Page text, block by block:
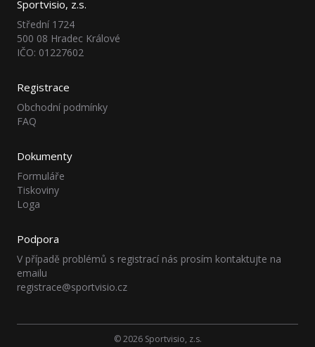
Sportvisio, z.s.
Střední 1724
500 08 Hradec Králové
IČO: 01227602
Registrace
Obchodní podmínky
FAQ
Dokumenty
Formuláře
Tiskoviny
Loga
Podpora
V případě problémů s registrací nás prosím kontaktujte na
emailu
registrace@sportvisio.cz
© 2026 Sportvisio, z.s.